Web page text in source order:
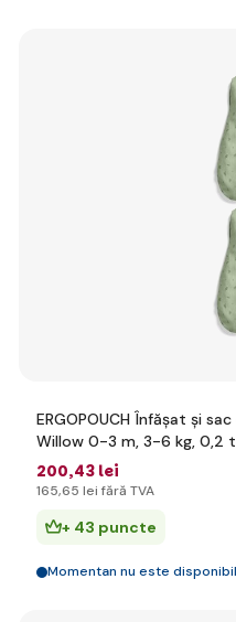
ERGOPOUCH Înfășat și
Willow 0-3 m, 3-6 kg, 0,2
200,43 lei
165,65 lei fără TVA
+ 43 puncte
Momentan nu este disponibil